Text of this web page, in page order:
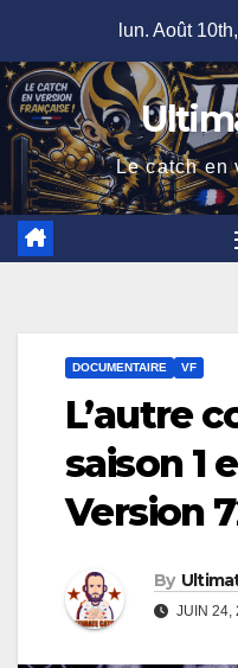
content
lun. Août
Le catch en
DOCUMENTAIRE VF
L’autre
saison 1
Version
By
JUIN 24,